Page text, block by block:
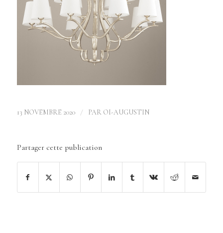
13 NOVEMBRE 2020 / PAR OI-AUGUSTIN
Partager cette publication